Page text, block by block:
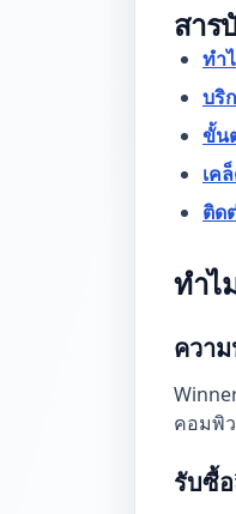
สาร
ทำ
บริ
ขั้น
เค
ติด
ทำไ
ควา
คอมพิ
รับซื้